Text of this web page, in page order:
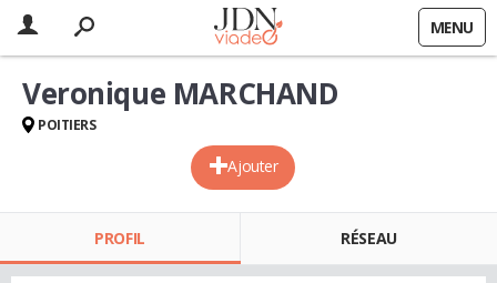
MENU
Ajouter
Veronique MARCHAND
POITIERS
PROFIL RÉSEAU